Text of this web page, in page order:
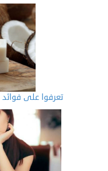
تعرفوا على